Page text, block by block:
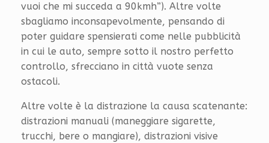
vuoi che mi succeda a 90kmh”). Altre volte
sbagliamo inconsapevolmente, pensando di
poter guidare spensierati come nelle pubblicità
in cui le auto, sempre sotto il nostro perfetto
controllo, sfrecciano in città vuote senza
ostacoli.
Altre volte è la distrazione la causa scatenante:
distrazioni manuali (maneggiare sigarette,
trucchi, bere o mangiare), distrazioni visive